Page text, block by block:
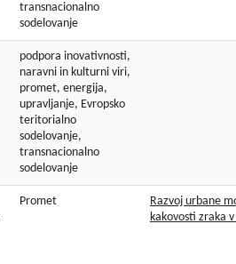
Ekošola
transnacionalno
sodelovanje
podpora inovativnosti,
naravni in kulturni viri,
promet, energija,
upravljanje, Evropsko
teritorialno
sodelovanje,
transnacionalno
sodelovanje
Promet
Razvoj urbane
kakovosti zraka